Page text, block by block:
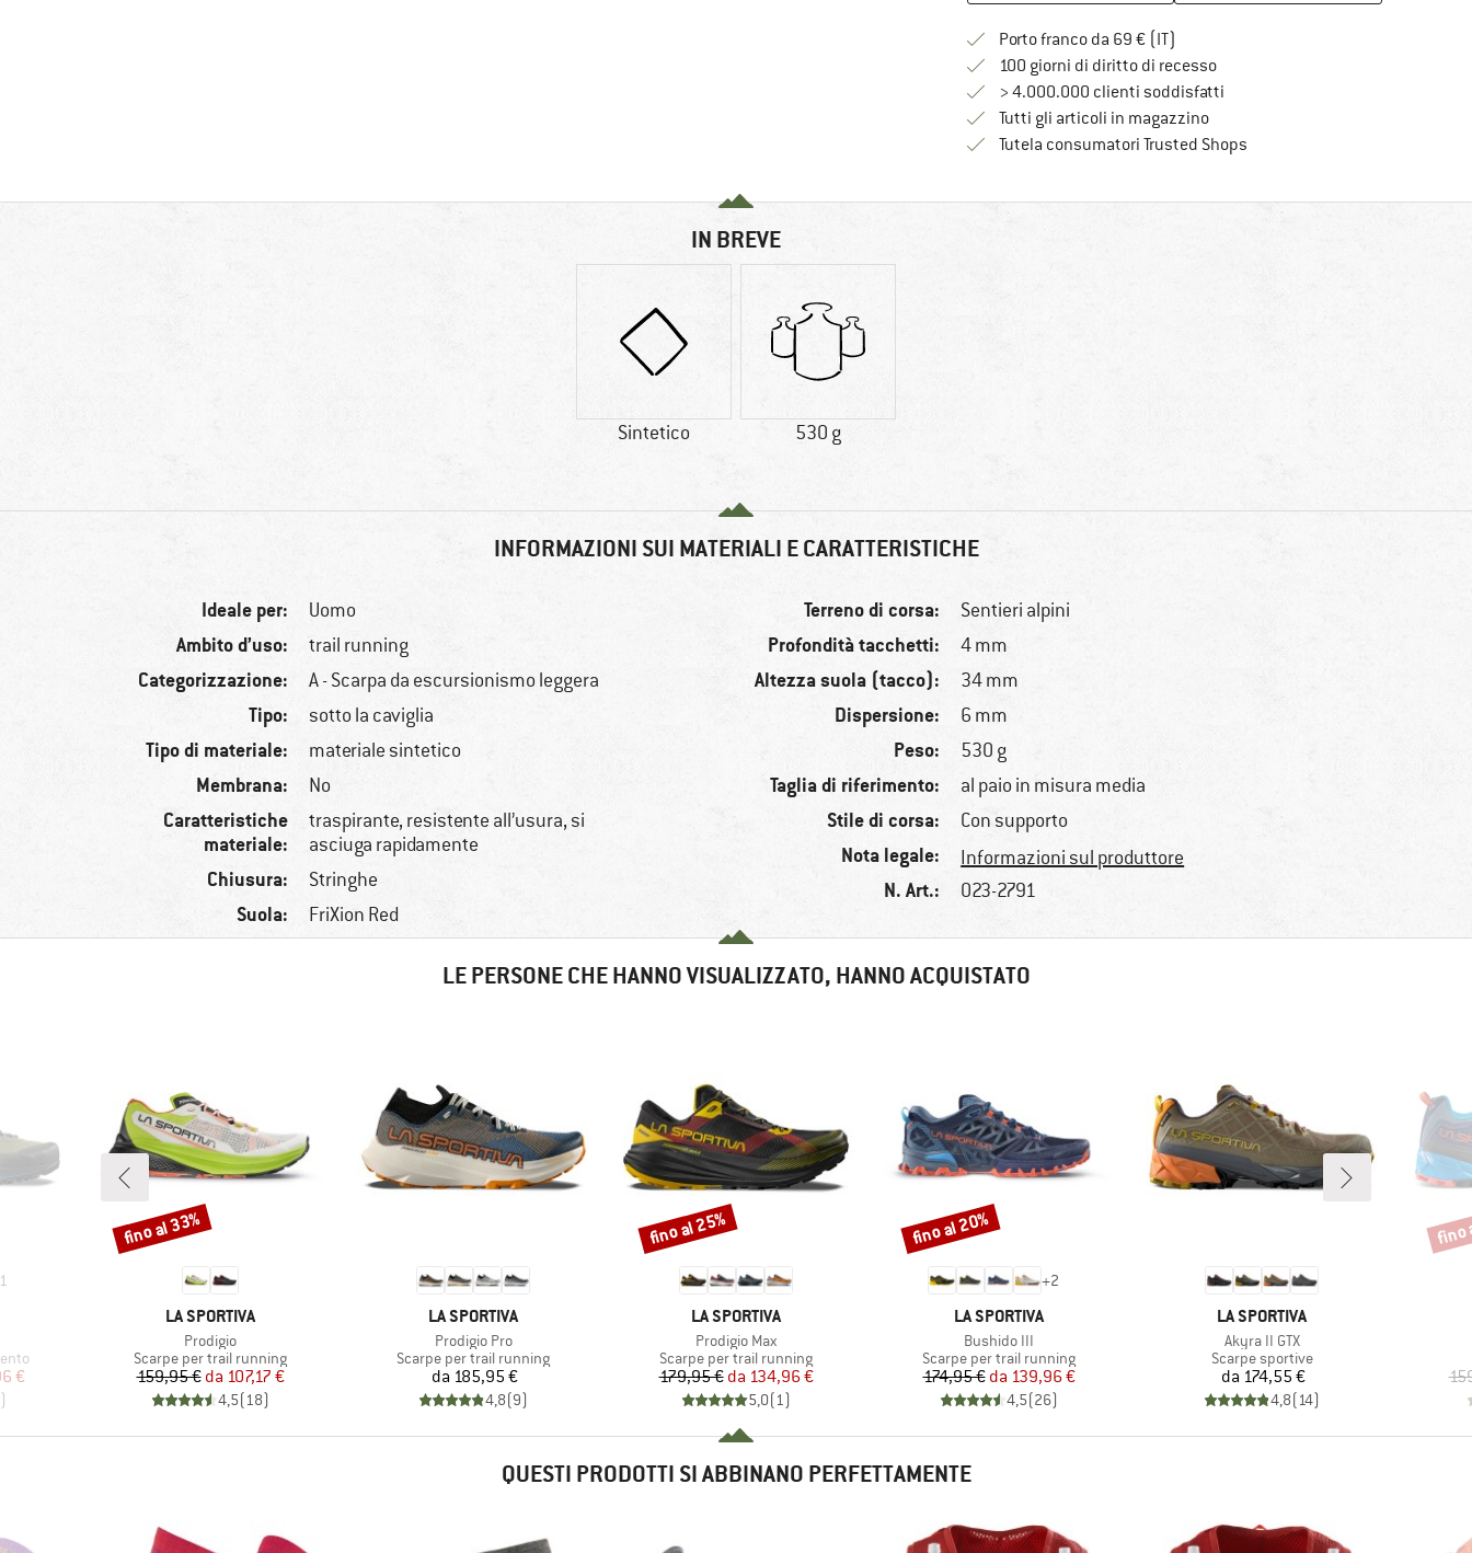
Porto franco da 69 € (IT)
100 giorni di diritto di recessoVai alla politica di recesso qui Si
> 4.000.000 clienti soddisfatti
Tutti gli articoli in magazzino
Tutela consumatori Trusted ShopsTrovi tutte le informazioni qui!
IN BREVE
Sintetico 530 g
INFORMAZIONI SUI MATERIALI E CARATTERISTICHE
Ideale per: Uomo
Ambito d’uso: trail running
Categorizzazione: A - Scarpa da escursionismo leggera
Tipo: sotto la caviglia
Tipo di materiale: materiale sintetico
Membrana: No
Caratteristiche
materiale:
traspirante, resistente all’usura, si
asciuga rapidamente
Chiusura: Stringhe
Suola: FriXion Red
Terreno di corsa: Sentieri alpini
Profondità tacchetti: 4 mm
Altezza suola (tacco): 34 mm
Dispersione: 6 mm
Peso: 530 g
Taglia di riferimento: al paio in misura media
Stile di corsa: Con supporto
Nota legale: Informazioni sul produttore
N. Art.: 023-2791
LE PERSONE CHE HANNO VISUALIZZATO, HANNO ACQUISTATO
1
€
)
MARCHIO
LA SPORTIVA
Articolo
Prodigio
Gruppo di prodotti
Scarpe per trail running
Prezzo
159,95 € Prezzo ridotto
da 107,17 €
4,5(18)
Sconto
fino al 33%
MARCHIO
LA SPORTIVA
Articolo
Prodigio Pro
Gruppo di prodotti
Scarpe per trail running
Prezzo
da 185,95 €
4,8(9)
MARCHIO
LA SPORTIVA
Articolo
Prodigio Max
Gruppo di prodotti
Scarpe per trail running
Prezzo
179,95 € Prezzo ridotto
da 134,96 €
5,0(1)
Sconto
fino al 25%
+2
MARCHIO
LA SPORTIVA
Articolo
Bushido III
Gruppo di prodotti
Scarpe per trail running
Prezzo
174,95 € Prezzo ridotto
da 139,96 €
4,5(26)
Sconto
fino al 20%
MARCHIO
LA SPORTIVA
Articolo
Akyra II GTX
Gruppo di prodotti
Scarpe sportive
Prezzo
da 174,55 €
4,8(14)
fino
QUESTI PRODOTTI SI ABBINANO PERFETTAMENTE